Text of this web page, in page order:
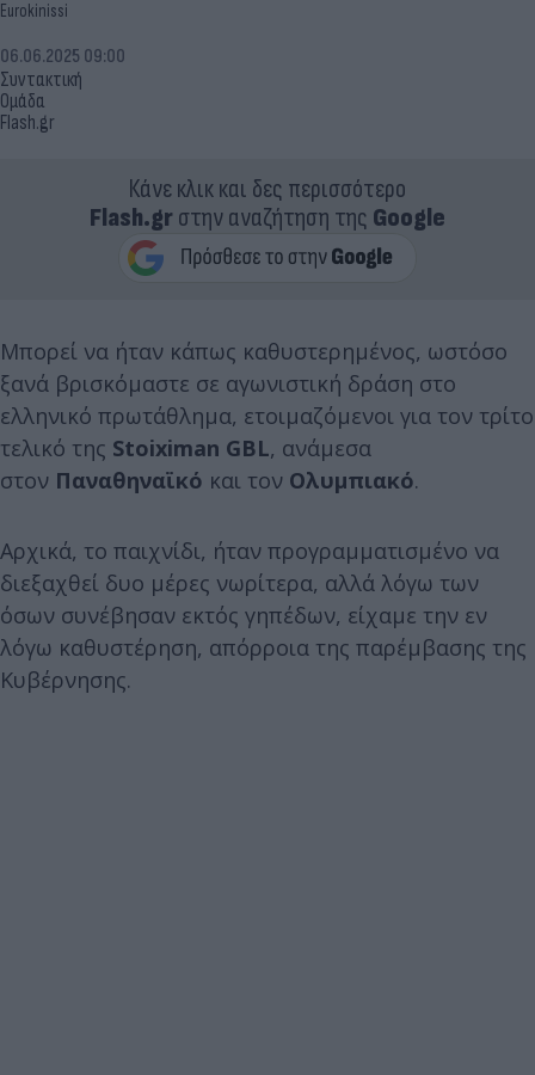
Eurokinissi
Συντακτική
Ομάδα
Flash.gr
06.06.2025 09:00
Κάνε κλικ και δες περισσότερο
Flash.grστην αναζήτηση της Google
Μπορεί να ήταν κάπως καθυστερημένος, ωστόσο
ξανά βρισκόμαστε σε αγωνιστική δράση στο
ελληνικό πρωτάθλημα, ετοιμαζόμενοι για τον τρίτο
τελικό της Stoiximan GBL, ανάμεσα
στον Παναθηναϊκό και τον Ολυμπιακό.
Αρχικά, το παιχνίδι, ήταν προγραμματισμένο να
διεξαχθεί δυο μέρες νωρίτερα, αλλά λόγω των
όσων συνέβησαν εκτός γηπέδων, είχαμε την εν
λόγω καθυστέρηση, απόρροια της παρέμβασης της
Κυβέρνησης.